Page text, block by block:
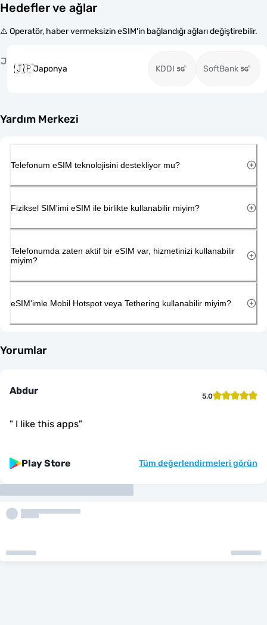
Hedefler ve ağlar
⚠️ Operatör, haber vermeksizin eSIM'in bağlandığı ağları değiştirebilir.
J
🇯🇵Japonya KDDI SoftBank
Yardım Merkezi
Telefonum eSIM teknolojisini destekliyor mu?
Fiziksel SIM'imi eSIM ile birlikte kullanabilir miyim?
Telefonumda zaten aktif bir eSIM var, hizmetinizi kullanabilir
miyim?
eSIM'imle Mobil Hotspot veya Tethering kullanabilir miyim?
Yorumlar
Abdur 5.0
" I like this apps"
Play Store Tüm değerlendirmeleri görün